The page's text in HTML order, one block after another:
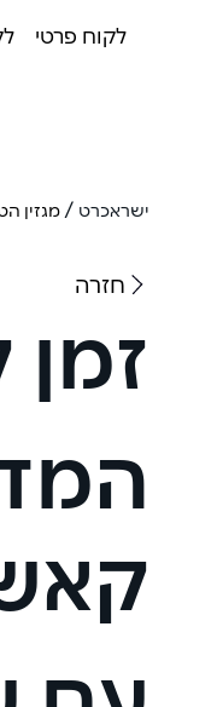
לקוח פרטי
ישראכרט /מגזין
חזרה
זמן